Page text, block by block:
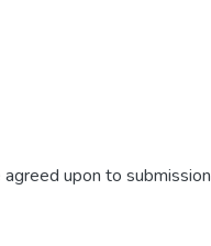
upon to submission